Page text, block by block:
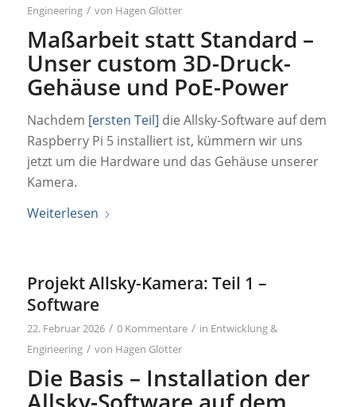
Engineering / von Hagen Glötter
Maßarbeit statt Standard –
Unser custom 3D-Druck-
Gehäuse und PoE-Power
Nachdem [ersten Teil] die Allsky-Software auf dem
Raspberry Pi 5 installiert ist, kümmern wir uns
jetzt um die Hardware und das Gehäuse unserer
Kamera.
Weiterlesen
Projekt Allsky-Kamera: Teil 1 –
Software
22. Februar 2026 / 0 Kommentare / in Entwicklung &
Engineering / von Hagen Glötter
Die Basis – Installation der